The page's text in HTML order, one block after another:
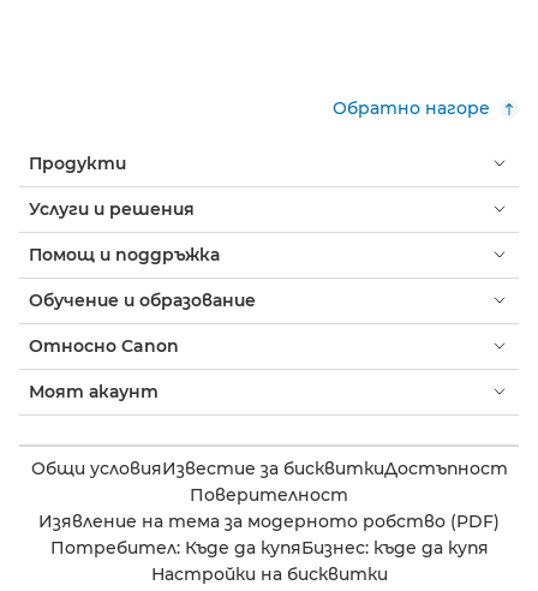
Обратно нагоре
Продукти
Услуги и решения
Помощ и поддръжка
Обучение и образование
Относно Canon
Моят акаунт
Общи условияИзвестие за бисквиткиДостъпност
Поверителност
Изявление на тема за модерното робство (PDF)
Потребител: Къде да купяБизнес: къде да купя
Настройки на бисквитки